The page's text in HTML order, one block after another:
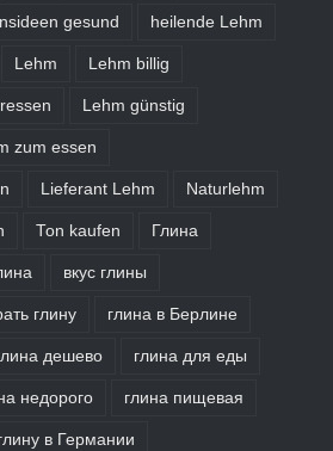
gesund heilende Lehm
Lehm Lehm billig
Lehm günstig
zum essen
Lieferant Lehm Naturlehm
Ton kaufen Глина
вкус глины
глину глина в Берлине
дешево глина для еды
недорого глина пищевая
в Германии